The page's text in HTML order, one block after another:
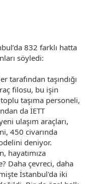
832 farklı hatta
söyledi:
tarafından taşındığı
filosu, bu işin
taşıma personeli,
da İETT
ulaşım araçları,
450 civarında
deniyor.
hayatımıza
Daha çevreci, daha
İstanbul'da iki